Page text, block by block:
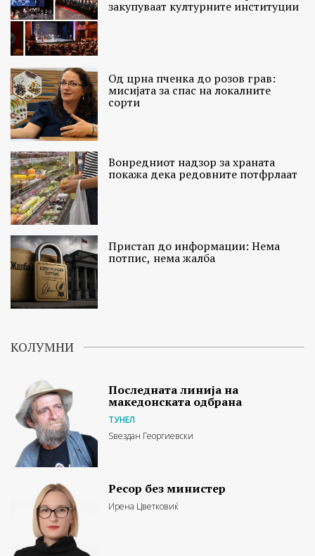
закупуваат културните институции
Од црна пченка до розов грав:
мисијата за спас на локалните
сорти
Вонредниот надзор за храната
покажа дека редовните потфрлаат
Пристап до информации: Нема
потпис, нема жалба
КОЛУМНИ
Последната линија на
македонската одбрана
ТУНЕЛ
Ѕвездан Георгиевски
Ресор без министер
Ирена Цветковиќ